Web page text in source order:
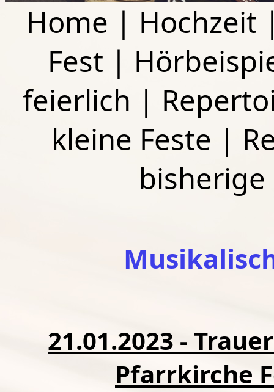
Home | Hochzeit
Fest |
feierlich |
kleine Feste |
21.01.2023 -
Pfarrkirche